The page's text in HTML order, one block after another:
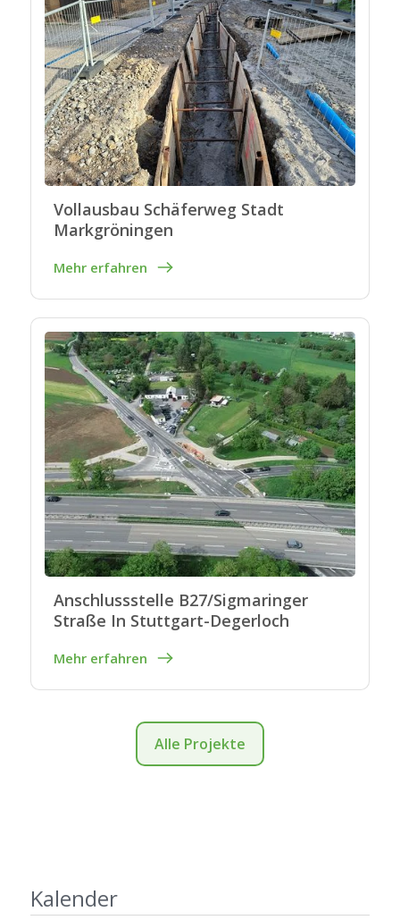
Vollausbau Schäferweg Stadt
Markgröningen
Mehr erfahren
Anschlussstelle B27/Sigmaringer
Straße In Stuttgart-Degerloch
Mehr erfahren
Alle Projekte
Kalender